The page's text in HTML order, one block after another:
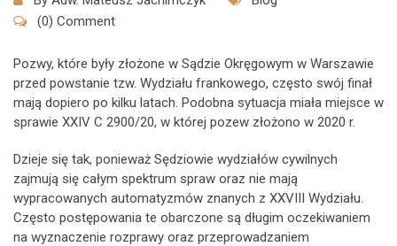
(0) Comment
Pozwy, które były złożone w Sądzie Okręgowym w Warszawie
przed powstanie tzw. Wydziału frankowego, często swój finał
mają dopiero po kilku latach. Podobna sytuacja miała miejsce w
sprawie XXIV C 2900/20, w której pozew złożono w 2020 r.
Dzieje się tak, ponieważ Sędziowie wydziałów cywilnych
zajmują się całym spektrum spraw oraz nie mają
wypracowanych automatyzmów znanych z XXVIII Wydziału.
Często postępowania te obarczone są długim oczekiwaniem
na wyznaczenie rozprawy oraz przeprowadzaniem